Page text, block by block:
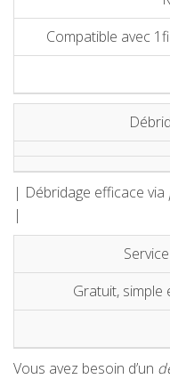
Compatible avec
| Débridage efficace via
|
Gratuit, simple
Vous avez besoin d’un